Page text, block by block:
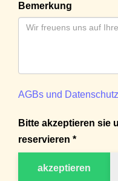
Bemerkung
AGBs und Datenschutz
Bitte akzeptieren sie
reservieren *
akzeptieren